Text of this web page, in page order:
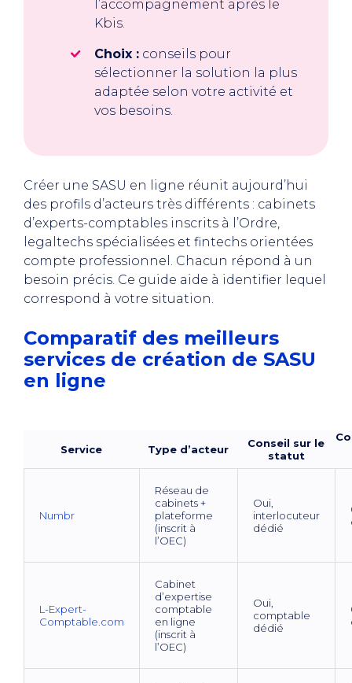
l’accompagnement après le
Kbis.
Choix : conseils pour
sélectionner la solution la plus
adaptée selon votre activité et
vos besoins.
Créer une SASU en ligne réunit aujourd’hui
des profils d’acteurs très différents : cabinets
d’experts-comptables inscrits à l’Ordre,
legaltechs spécialisées et fintechs orientées
compte professionnel. Chacun répond à un
besoin précis. Ce guide aide à identifier lequel
correspond à votre situation.
Comparatif des meilleurs
services de création de SASU
en ligne
Service Type d’acteur
Conseil sur le
statut
Numbr
Réseau de
cabinets +
plateforme
(inscrit à
l’OEC)
Oui,
interlocuteur
dédié
L-Expert-
Comptable.com
Cabinet
d’expertise
comptable
en ligne
(inscrit à
l’OEC)
Oui,
comptable
dédié